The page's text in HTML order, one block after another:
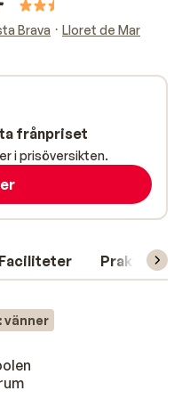
Brava
Lloret de Mar
Faciliteter Praktisk
vänner
frånpriset
i prisöversikten.